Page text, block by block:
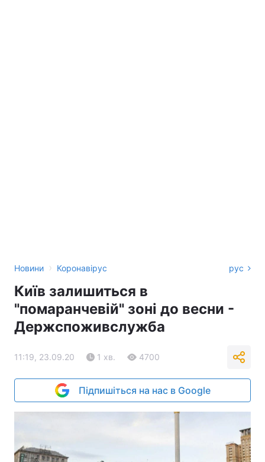
Новини › Коронавірус рус
Київ залишиться в
"помаранчевій" зоні до весни -
Держспоживслужба
11:19, 23.09.20 1 хв. 4700
Підпишіться на нас в Google